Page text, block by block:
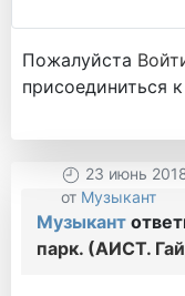
Пожалуйста
присоединиться
23 июнь
от Музыкант
Музыкант
парк. (АИСТ.